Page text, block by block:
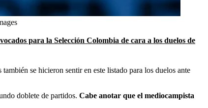
para la Selección Colombia de cara a los duelos de
se hicieron sentir en este listado para los duelos ante
doblete de partidos. Cabe anotar que el mediocampista